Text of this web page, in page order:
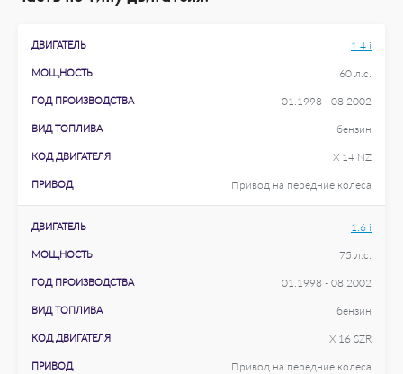
ДВИГАТЕЛЬ 1.4 i
МОЩНОСТЬ 60 л.с.
ГОД ПРОИЗВОДСТВА 01.1998 - 08.2002
ВИД ТОПЛИВА бензин
КОД ДВИГАТЕЛЯ X 14 NZ
ПРИВОД Привод на передние колеса
ДВИГАТЕЛЬ 1.6 i
МОЩНОСТЬ 75 л.с.
ГОД ПРОИЗВОДСТВА 01.1998 - 08.2002
ВИД ТОПЛИВА бензин
КОД ДВИГАТЕЛЯ X 16 SZR
ПРИВОД Привод на передние колеса